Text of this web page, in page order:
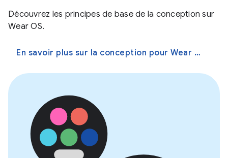
Découvrez les principes de base de la conception sur
Wear OS.
En savoir plus sur la conception pour Wear OS